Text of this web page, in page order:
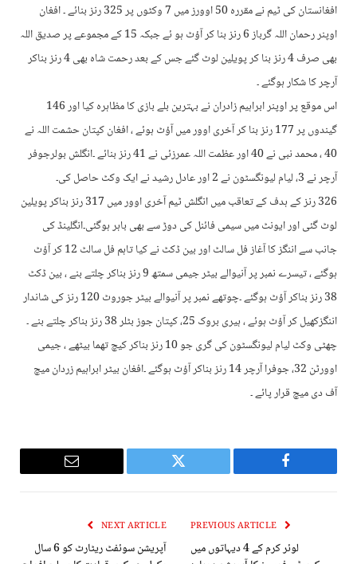
افغانستان کی ٹیم نے مقررہ 50 اوورز میں 7 وکٹوں پر 325 رنز بنائے ۔ افغان
اوپنر رحمان اللہ گرباز 6 رنز بنا کر آؤٹ ہو ئے جبکہ 15 کے مجموعے پر صدیق اللہ
بھی صرف 4 رنز بنا کر پویلین لوٹ گئے جس کے بعد رحمت شاہ بھی 4 رنز بناکر
آرچر کا شکار ہوگئے ۔
اس موقع پر اوپنر ابراہیم زادران نے بہترین بلے بازی کا مظاہرہ کیا اور 146
گیندوں پر 177 رنز بنا کر آخری اوور میں آؤٹ ہوئے ، افغان کپتان حشمت اللہ نے
40 ، محمد نبی نے 40 اور عظمت اللہ عمرزئی نے 41 رنز بنائے ۔انگلش بولرجوفر
آرچر نے 3، لیام لیونگسٹون نے 2 اور عادل رشید نے ایک وکٹ حاصل کی۔
326 رنز کے ہدف کے تعاقب میں انگلش ٹیم آخری اوور میں 317 رنز بناکر پویلین
لوٹ گئی اور ایونٹ میں سیمی فائنل کی دوڑ سے بھی باہر ہوگئی۔انگلینڈ کی
جانب سے اننگز کا آغاز فل سالٹ اور بین ڈکٹ نے کیا تاہم فل سالٹ 12 کر آؤٹ
ہوگئے ، تیسرے نمبر پر آنیوالے بیٹر جیمی سمتھ 9 رنز بناکر چلتے بنے ، بین ڈکٹ
38 رنز بناکر آؤٹ ہوگئے ۔چوتھے نمبر پر آنیوالے بیٹر جوروٹ 120 رنز کی شاندار
اننگزکھیل کر آؤٹ ہوئے ، ہیری بروک 25، کپتان جوز بٹلر 38 رنز بناکر چلتے بنے ۔
چھٹی وکٹ لیام لیونگسٹون کی گری جو 10 رنز بناکر کیچ تھما بیٹھے ، جیمی
اوورٹن 32، جوفرا آرچر 14 رنز بناکر آؤٹ ہوگئے ۔افغان بیٹر ابراہیم زردان میچ
آف دی میچ قرار پائے ۔
Facebook
Twitter
Email
لوئر کرم کے 4 دیہاتوں میں
NEXT ARTICLE
آپریشن سوئفٹ ریٹارٹ کو 6 سال